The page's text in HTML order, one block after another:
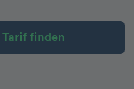
Tarif finden